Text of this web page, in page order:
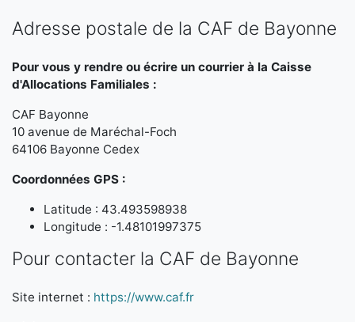
Adresse postale de la CAF de Bayonne
Pour vous y rendre ou écrire un courrier à la Caisse
d'Allocations Familiales :
CAF Bayonne
10 avenue de Maréchal-Foch
64106 Bayonne Cedex
Coordonnées GPS :
Latitude : 43.493598938
Longitude : -1.48101997375
Pour contacter la CAF de Bayonne
Site internet : https://www.caf.fr